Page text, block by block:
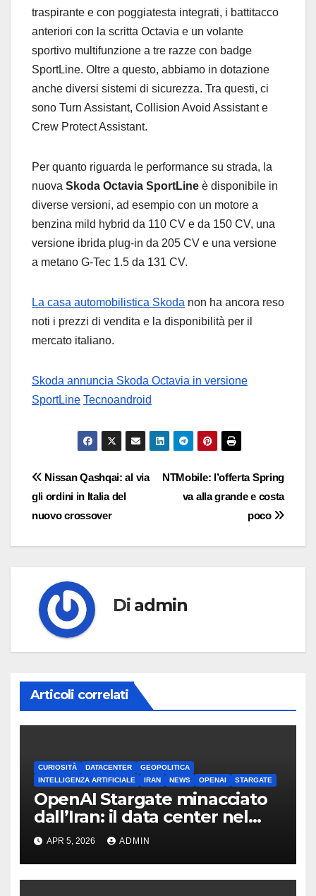
traspirante e con poggiatesta integrati, i battitacco
anteriori con la scritta Octavia e un volante
sportivo multifunzione a tre razze con badge
SportLine. Oltre a questo, abbiamo in dotazione
anche diversi sistemi di sicurezza. Tra questi, ci
sono Turn Assistant, Collision Avoid Assistant e
Crew Protect Assistant.
Per quanto riguarda le performance su strada, la
nuova Skoda Octavia SportLine è disponibile in
diverse versioni, ad esempio con un motore a
benzina mild hybrid da 110 CV e da 150 CV, una
versione ibrida plug-in da 205 CV e una versione
a metano G-Tec 1.5 da 131 CV.
La casa automobilistica Skoda non ha ancora reso
noti i prezzi di vendita e la disponibilità per il
mercato italiano.
Skoda annuncia Skoda Octavia in versione
SportLine Tecnoandroid
Navigazione
articoli
NTMobile: l’offerta Spring
va alla grande e costa
poco
Nissan Qashqai: al via
gli ordini in Italia del
nuovo crossover
Di admin
Articoli correlati
CURIOSITÀ DATACENTER
GEOPOLITICA
INTELLIGENZA ARTIFICIALE
IRAN NEWS OPENAI STARGATE
OpenAI Stargate minacciato
dall’Iran: il data center nel
mirino
APR 5, 2026 ADMIN